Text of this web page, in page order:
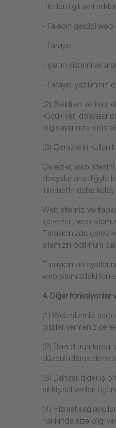
- İletilen ilgili veri
- Talebin geldiği web
- Tarayıcı
- İşletim sistemi ve
- Tarayıcı
(2) Belirtilen verilere
küçük veri
bilgisayarınıza virüs
(3) Çerezlerin
Çerezler, web sitesini
dosyalar aracılığıyla
İnternet'in daha kolay
Web sitemiz,
'çerezler', web
Tarayıcınızda
sitemizin optimum
Tarayıcınızın
web sitemizdeki
4. Diğer fonksiyonlar
(1) Web sitemizi
bilgiler vermeniz
(2) Bazı durumlarda,
düzenli olarak
(3) Dahası, diğer iş
ait kişisel verileri
(4) Hizmet
hakkında size bilgi